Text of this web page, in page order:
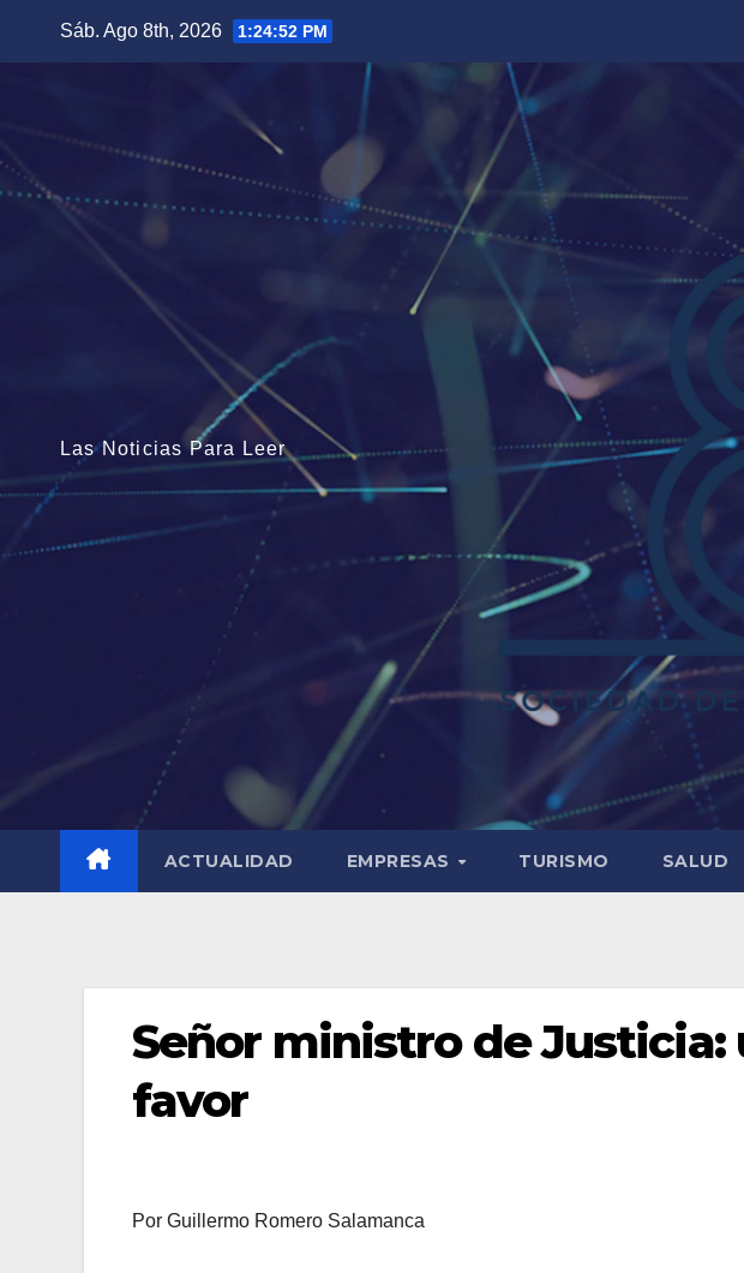
Sáb. Ago 8th, 2026 1:24:53 PM
Las Noticias Para Leer
ACTUALIDAD EMPRESAS TURISMO SALUD
Señor ministro de
favor
Por Guillermo Romero Salamanca